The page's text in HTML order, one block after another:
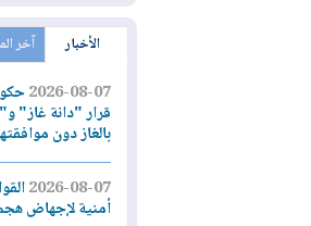
الأخبار آخر
2026-08-07حكومة
قرار "دانة غاز"
بالغاز دون موافقتها
2026-08-07القوات
أمنية لإجهاض هجمة